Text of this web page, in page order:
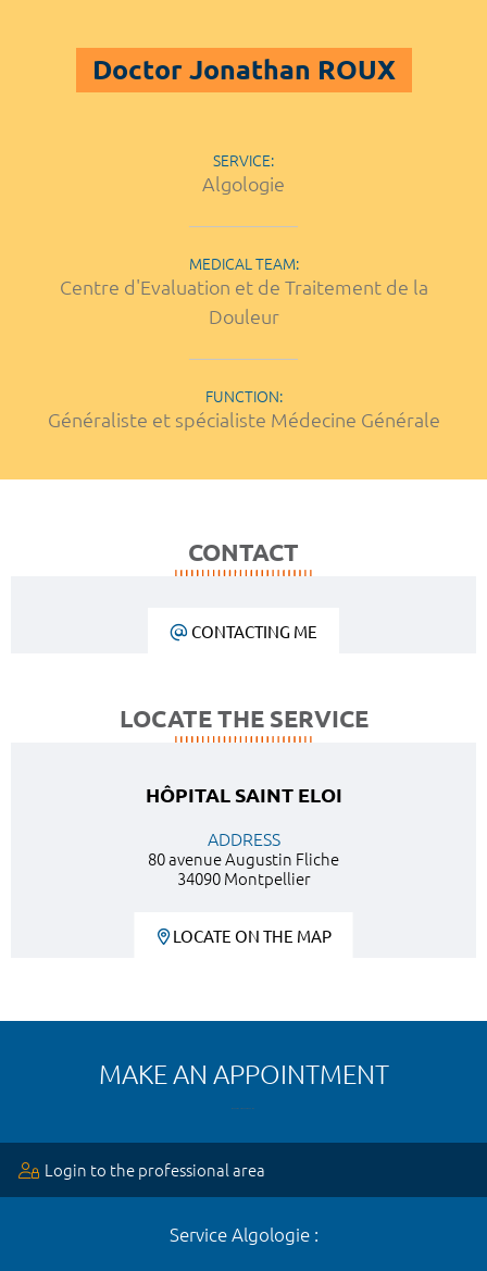
Doctor Jonathan ROUX
SERVICE:
Algologie
MEDICAL TEAM:
Centre d'Evaluation et de Traitement de la
Douleur
FUNCTION:
Généraliste et spécialiste Médecine Générale
CONTACT
CONTACTING ME
LOCATE THE SERVICE
HÔPITAL SAINT ELOI
ADDRESS
80 avenue Augustin Fliche
34090 Montpellier
LOCATE ON THE MAP
MAKE AN APPOINTMENT
Login to the professional area
Service Algologie :